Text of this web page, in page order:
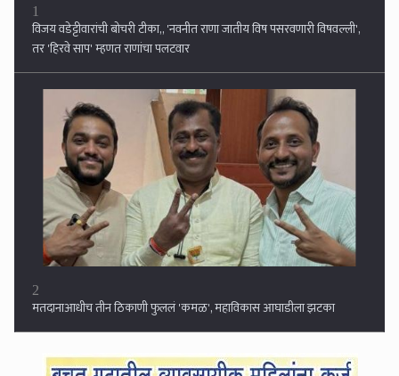
2
मतदानाआधीच तीन ठिकाणी फुललं 'कमळ', महाविकास आघाडीला झटका
3
मोदींच्या मित्राला अख्खी मुंबई विकणे किंवा फुकटात घशात घालणे ही मराठी
माणसाची केलेली सेवा आहे का तुमची? : संजय राऊत